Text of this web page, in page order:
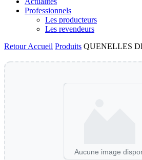
Professionnels
Les producteurs
Les revendeurs
RetourAccueil Produits QUENELLES
Aucune image